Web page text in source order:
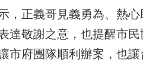
，正義哥見義勇為、熱
達敬謝之意，也提醒市
市府團隊順利辦案，也讓